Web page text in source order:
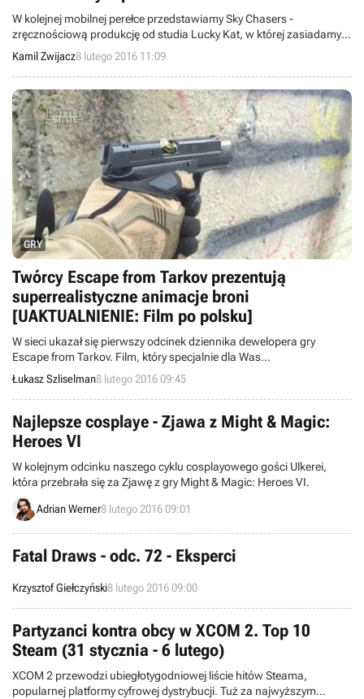
W kolejnej mobilnej perełce przedstawiamy Sky Chasers -
zręcznościową produkcję od studia Lucky Kat, w której zasiadamy
za sterami kartonowej maszyny latającej.
Kamil Zwijacz8 lutego 2016 11:09
GRY
Twórcy Escape from Tarkov prezentują
superrealistyczne animacje broni
[UAKTUALNIENIE: Film po polsku]
W sieci ukazał się pierwszy odcinek dziennika dewelopera gry
Escape from Tarkov. Film, który specjalnie dla Was
przetłumaczyliśmy na język polski, skupia się na bardzo
realistycznym odwzorowaniu broni i wszelkich związanych z nią
animacji.
Łukasz Szliselman8 lutego 2016 09:45
Najlepsze cosplaye - Zjawa z Might & Magic:
Heroes VI
W kolejnym odcinku naszego cyklu cosplayowego gości Ulkerei,
która przebrała się za Zjawę z gry Might & Magic: Heroes VI.
Adrian Werner8 lutego 2016 09:01
Fatal Draws - odc. 72 - Eksperci
Krzysztof Giełczyński8 lutego 2016 09:00
Partyzanci kontra obcy w XCOM 2. Top 10
Steam (31 stycznia - 6 lutego)
XCOM 2 przewodzi ubiegłotygodniowej liście hitów Steama,
popularnej platformy cyfrowej dystrybucji. Tuż za najwyższym